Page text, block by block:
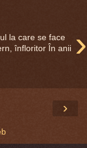
›
la care se face
înfloritor În anii
›